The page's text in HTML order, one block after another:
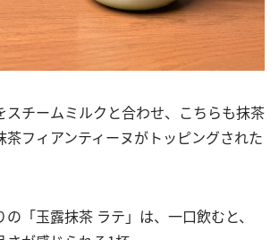
スチームミルクと合わせ、こちらも抹茶
茶フィアンティーヌがトッピングされた
「玉露抹茶 ラテ」は、一口飲むと、